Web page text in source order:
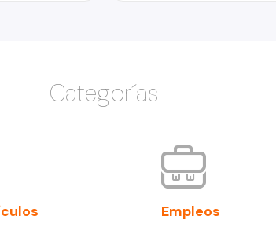
Categorías
Empleos